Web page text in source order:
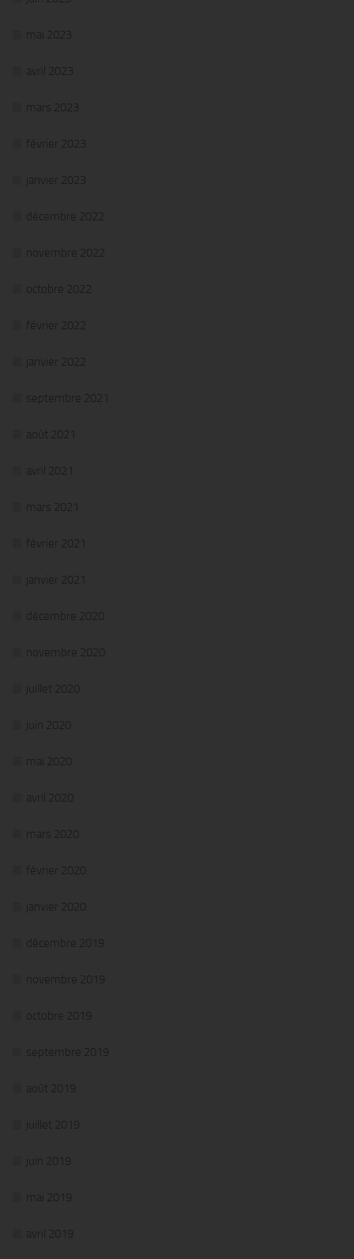
mai 2023
avril 2023
mars 2023
février 2023
janvier 2023
décembre 2022
novembre 2022
octobre 2022
février 2022
janvier 2022
septembre 2021
août 2021
avril 2021
mars 2021
février 2021
janvier 2021
décembre 2020
novembre 2020
juillet 2020
juin 2020
mai 2020
avril 2020
mars 2020
février 2020
janvier 2020
décembre 2019
novembre 2019
octobre 2019
septembre 2019
août 2019
juillet 2019
juin 2019
mai 2019
avril 2019